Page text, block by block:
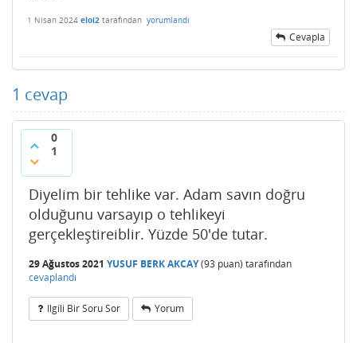
1 Nisan 2024 eloi2 tarafından yorumlandı
Cevapla
1 cevap
0
1
Diyelim bir tehlike var. Adam savın doğru
olduğunu varsayıp o tehlikeyi
gerçekleştireiblir. Yüzde 50'de tutar.
29 Ağustos 2021 YUSUF BERK AKCAY(93 puan) tarafından
cevaplandı
Ilgili Bir Soru Sor Yorum